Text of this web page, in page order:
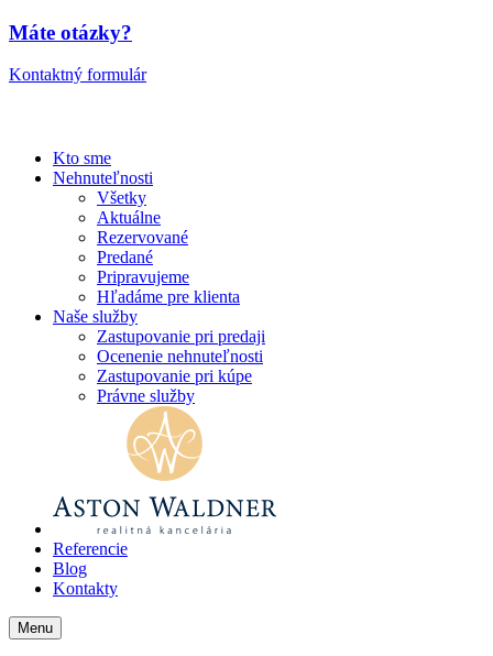
Máte otázky?
Kontaktný formulár
Kto sme
Nehnuteľnosti
Všetky
Aktuálne
Rezervované
Predané
Pripravujeme
Hľadáme pre klienta
Naše služby
Zastupovanie pri predaji
Ocenenie nehnuteľnosti
Zastupovanie pri kúpe
Právne služby
Referencie
Blog
Kontakty
Menu